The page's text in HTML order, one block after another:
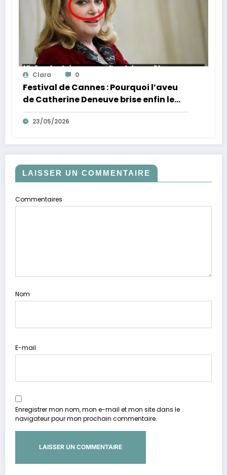
Clara 0
Festival de Cannes : Pourquoi l’aveu
de Catherine Deneuve brise enfin le
mythe de la Croisette
23/05/2026
LAISSER UN COMMENTAIRE
Commentaires
Nom
E-mail
Enregistrer mon nom, mon e-mail et mon site dans le
navigateur pour mon prochain commentaire.